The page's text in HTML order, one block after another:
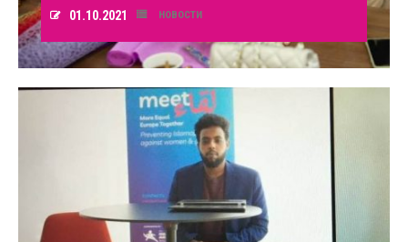
01.10.2021
НОВОСТИ